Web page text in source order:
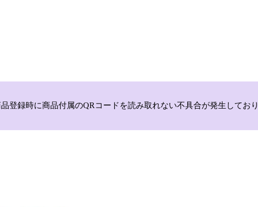
登録時に商品付属のQRコードを読み取れない不具合が発生して